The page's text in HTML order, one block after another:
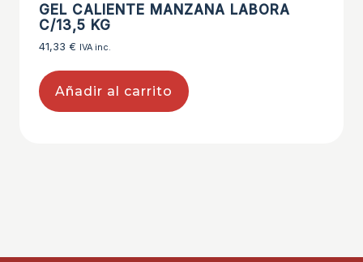
GEL CALIENTE MANZANA LABORA
C/13,5 KG
41,33 € IVA inc.
Añadir al carrito